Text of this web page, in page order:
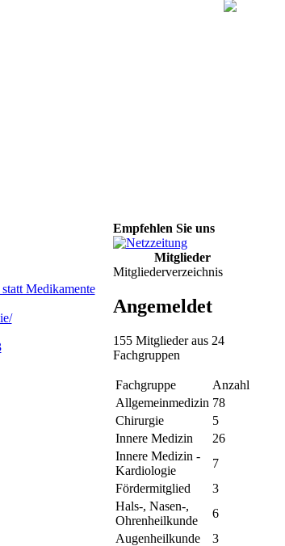
Medikamente
Empfehlen Sie uns
Mitglieder
Mitgliederverzeichnis
Angemeldet
155 Mitglieder aus 24
Fachgruppen
Fachgruppe
Anzahl
Allgemeinmedizin 78
Chirurgie
5
Innere Medizin
26
Innere Medizin -
Kardiologie
7
Fördermitglied
3
Hals-, Nasen-,
Ohrenheilkunde
6
Augenheilkunde
3